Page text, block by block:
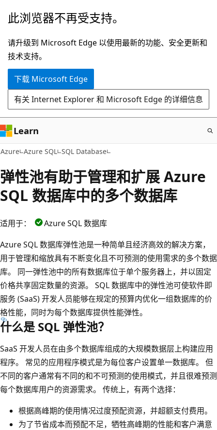
跳
主
要
内
此浏览器不再受支持。
请升级到 Microsoft Edge 以使用最新的功能、安全更新和
技术支持。
下载 Microsoft Edge
有关 Internet Explorer 和 Microsoft Edge 的详细信息
Learn
Azure Azure SQL SQL Database
弹性池有助于管理和扩展 Azure
SQL 数据库中的多个数据库
适用于：
Azure SQL 数据库
Azure SQL 数据库弹性池是一种简单且经济高效的解决方案，
用于管理和缩放具有不断变化且不可预测的使用需求的多个数据
库。 同一弹性池中的所有数据库位于单个服务器上，并以固定
价格共享固定数量的资源。 SQL 数据库中的弹性池可使软件即
服务 (SaaS) 开发人员能够在规定的预算内优化一组数据库的价
格性能，同时为每个数据库提供性能弹性。
什么是 SQL 弹性池？
SaaS 开发人员在由多个数据库组成的大规模数据层上构建应用
程序。 常见的应用程序模式是为每位客户设置单一数据库。 但
不同的客户通常有不同的和不可预测的使用模式，并且很难预测
每个数据库用户的资源需求。 传统上，有两个选择：
根据高峰期的使用情况过度预配资源，并超额支付费用。
为了节省成本而预配不足，牺牲高峰期的性能和客户满意